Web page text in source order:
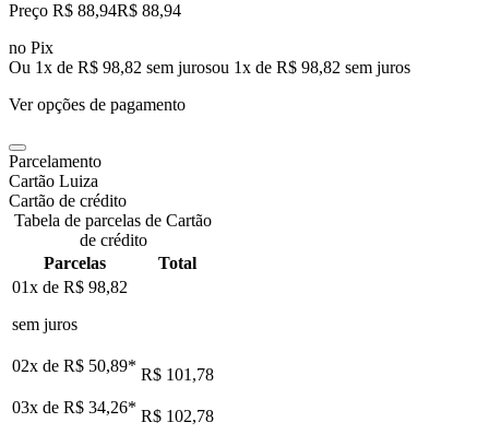
Preço R$ 88,94R$ 88,94
no Pix
Ou 1x de R$ 98,82 sem jurosou 1x de R$ 98,82 sem juros
Ver opções de pagamento
Parcelamento
Cartão Luiza
Cartão de crédito
Tabela de parcelas de Cartão
de crédito
Parcelas
Total
01x de R$ 98,82
sem juros
02x de R$ 50,89* R$ 101,78
03x de R$ 34,26* R$ 102,78